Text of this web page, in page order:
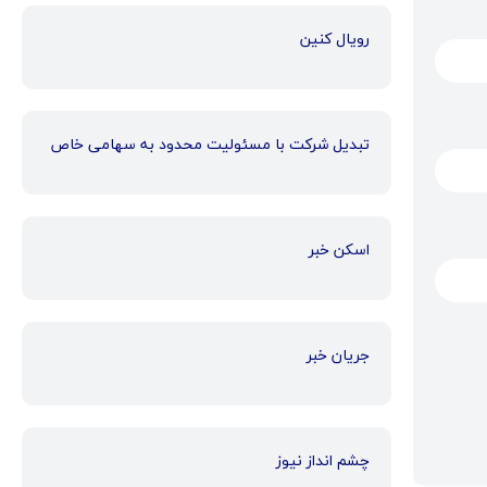
رویال کنین
تبدیل شرکت با مسئولیت محدود به سهامی خاص
اسکن خبر
جریان خبر
چشم انداز نیوز